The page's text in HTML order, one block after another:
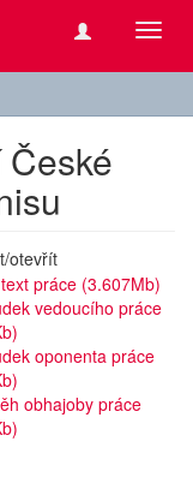
otevřít
práce (3.607Mb)
vedoucího práce
oponenta práce
obhajoby práce